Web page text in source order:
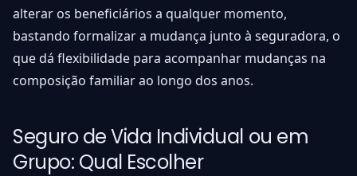
alterar os beneficiários a qualquer momento,
bastando formalizar a mudança junto à seguradora, o
que dá flexibilidade para acompanhar mudanças na
composição familiar ao longo dos anos.
Seguro de Vida Individual ou em
Grupo: Qual Escolher